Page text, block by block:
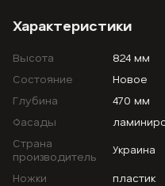
Характеристики
Высота
824 мм
Состояние
Новое
Глубина
470 мм
Фасады
Страна
производитель
Украина
Ножки
пластик